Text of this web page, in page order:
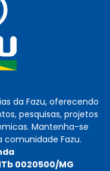
da Fazu, oferecendo
pesquisas, projetos
Mantenha-se
Fazu.
0020500/MG